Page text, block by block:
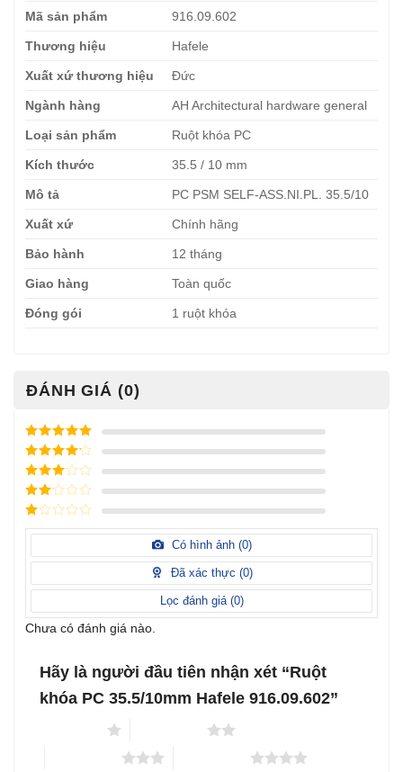
Mã sản phẩm
916.09.602
Thương hiệu Hafele
Xuất xứ thương hiệu Đức
Ngành hàng AH Architectural hardware general
Loại sản phẩm Ruột khóa PC
Kích thước 35.5 / 10 mm
Mô tả PC PSM SELF-ASS.NI.PL. 35.5/10
Xuất xứ Chính hãng
Bảo hành 12 tháng
Giao hàng Toàn quốc
Đóng gói 1 ruột khóa
ĐÁNH GIÁ (0)
Được xếp
hạng
5
5
sao
Được xếp
hạng
4
5
sao
Được
xếp
hạng3
5 sao
Được
hạng
sao
Được
hạng
sao
Có hình ảnh (0)
Đã xác thực (0)
Lọc đánh giá (0)
Chưa có đánh giá nào.
Hãy là người đầu tiên nhận xét “Ruột
khóa PC 35.5/10mm Hafele 916.09.602”